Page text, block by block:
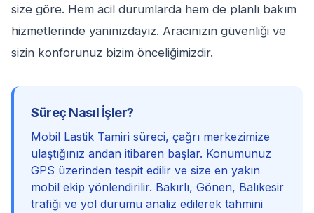
size göre. Hem acil durumlarda hem de planlı bakım
hizmetlerinde yanınızdayız. Aracınızın güvenliği ve
sizin konforunuz bizim önceliğimizdir.
Süreç Nasıl İşler?
Mobil Lastik Tamiri süreci, çağrı merkezimize
ulaştığınız andan itibaren başlar. Konumunuz
GPS üzerinden tespit edilir ve size en yakın
mobil ekip yönlendirilir. Bakırlı, Gönen, Balıkesir
trafiği ve yol durumu analiz edilerek tahmini